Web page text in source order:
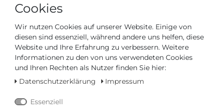
ArtikelnummerM0390071133600
980,00 €*
Inhalt1Stück
Cookies
Wir nutzen Cookies auf unserer Website. Einige von
diesen sind essenziell, während andere uns helfen, diese
Website und Ihre Erfahrung zu verbessern. Weitere
Informationen zu den von uns verwendeten Cookies
und Ihren Rechten als Nutzer finden Sie hier:
Datenschutzerklärung
Impressum
Essenziell